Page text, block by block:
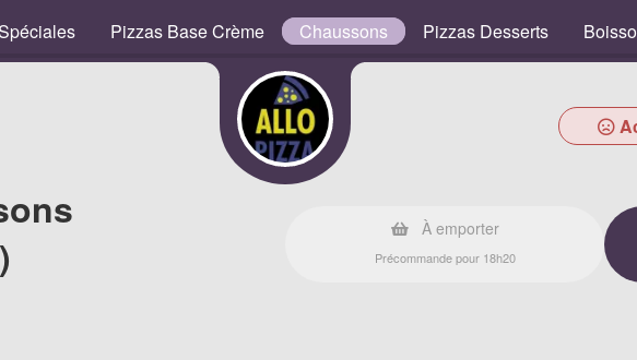
Pizzas Base Crème Chaussons Pizzas Desserts
À emporter
Précommande pour 18h20